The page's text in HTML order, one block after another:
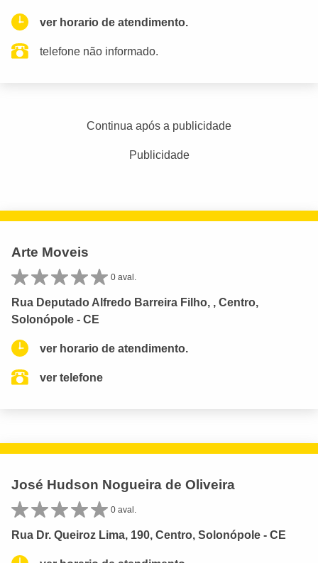
ver horario de atendimento.
telefone não informado.
Continua após a publicidade
Publicidade
Arte Moveis
0 aval.
Rua Deputado Alfredo Barreira Filho, , Centro,
Solonópole - CE
ver horario de atendimento.
ver telefone
José Hudson Nogueira de Oliveira
0 aval.
Rua Dr. Queiroz Lima, 190, Centro, Solonópole - CE